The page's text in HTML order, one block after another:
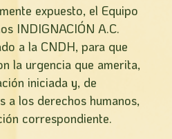
expuesto, el Equipo
INDIGNACIÓN A.C.
a la CNDH, para que
la urgencia que amerita,
iniciada y, de
a los derechos humanos,
correspondiente.